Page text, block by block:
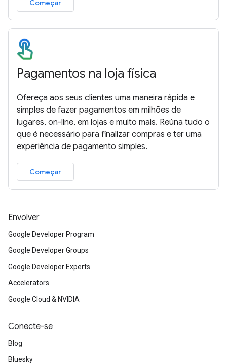
Começar
Pagamentos na loja física
Ofereça aos seus clientes uma maneira rápida e
simples de fazer pagamentos em milhões de
lugares, on-line, em lojas e muito mais. Reúna tudo o
que é necessário para finalizar compras e ter uma
experiência de pagamento simples.
Começar
Envolver
Google Developer Program
Google Developer Groups
Google Developer Experts
Accelerators
Google Cloud & NVIDIA
Conecte-se
Blog
Bluesky